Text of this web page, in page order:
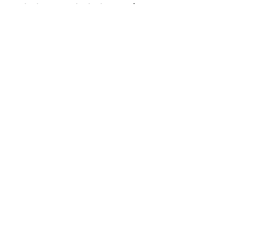
카카오톡 아이디
spsnine